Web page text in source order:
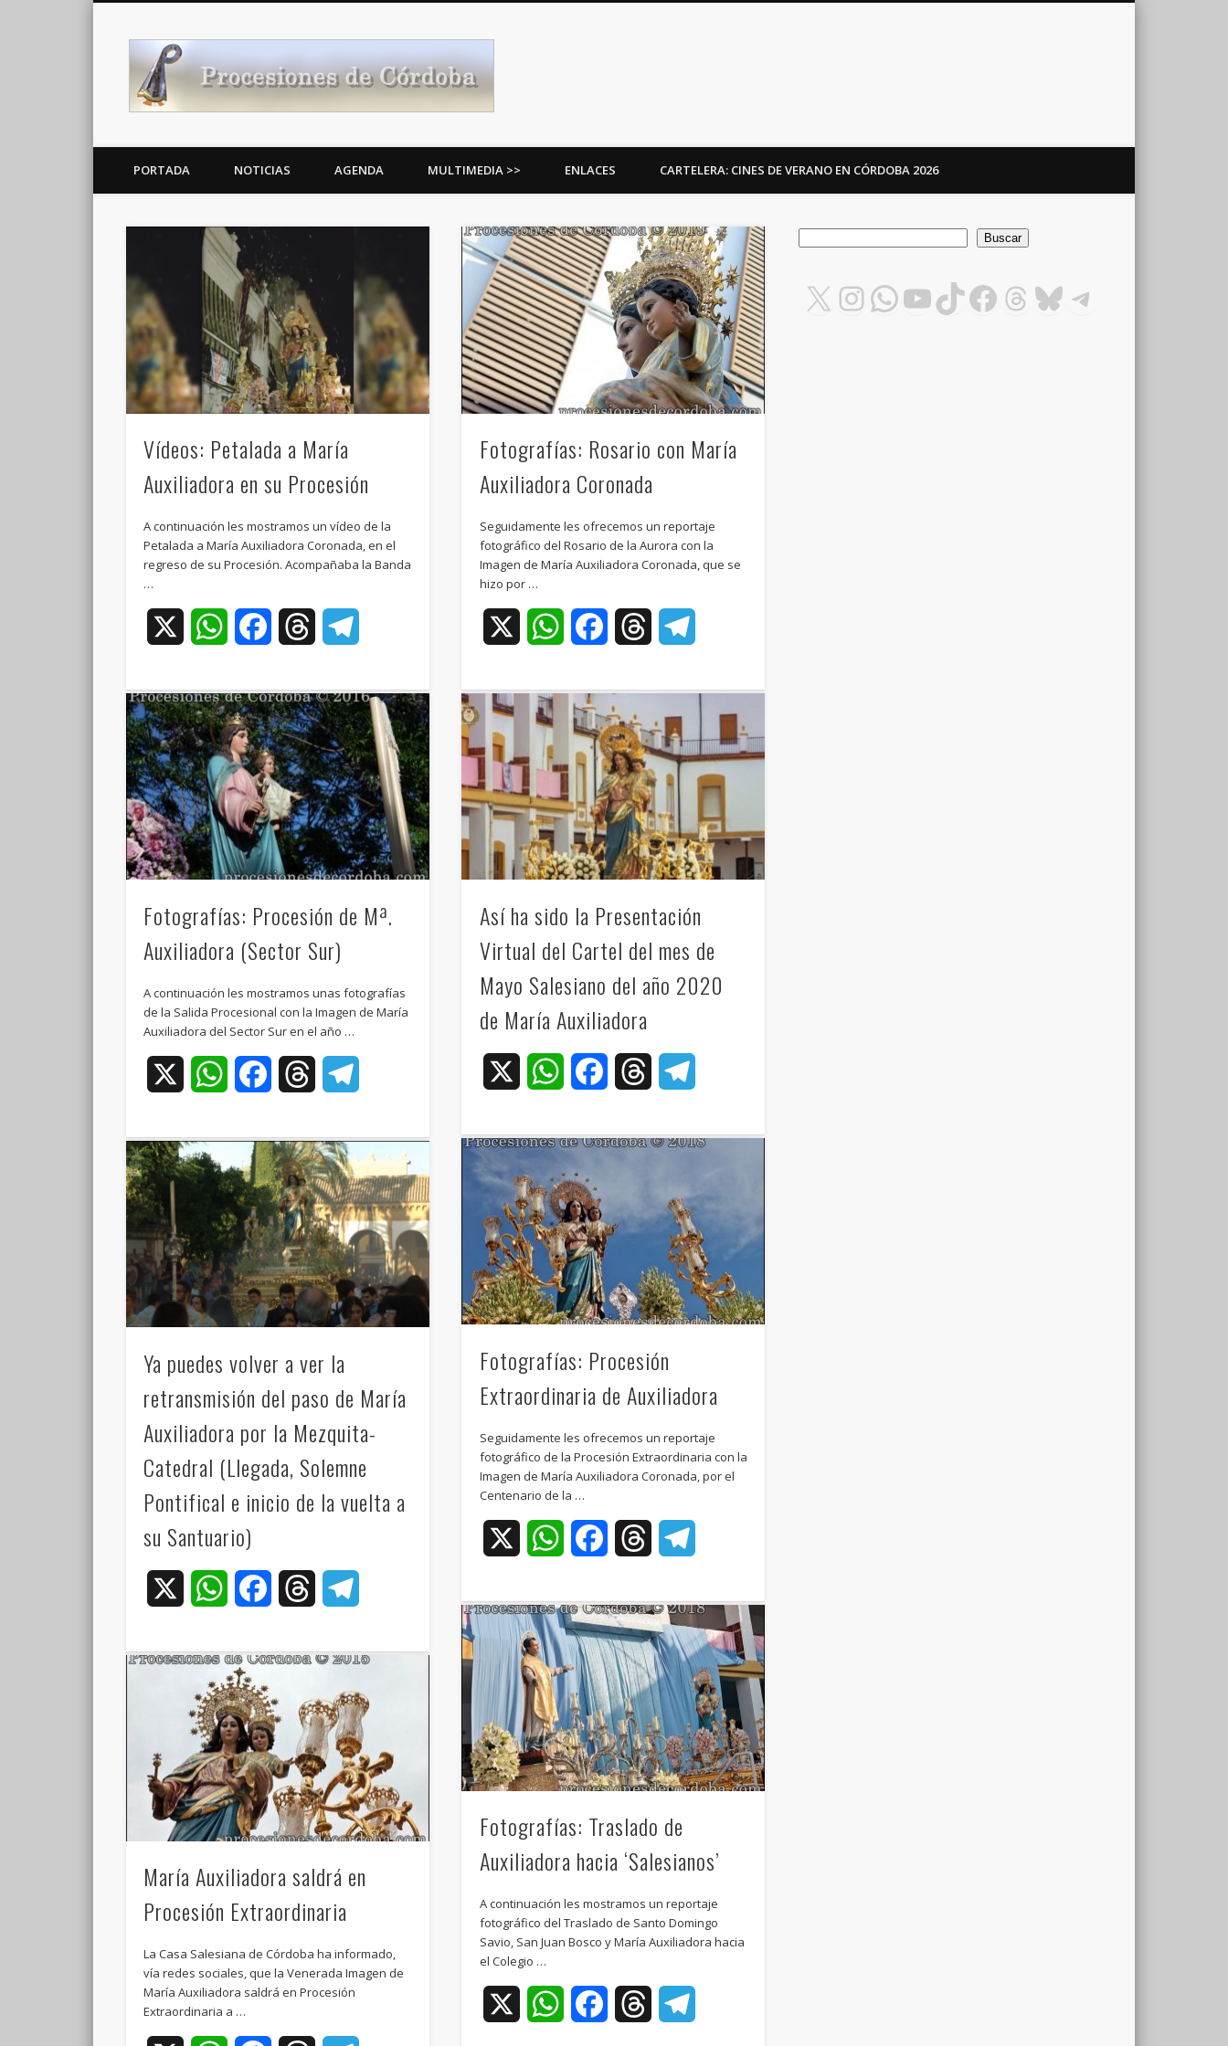
Noticias Cofrades
PORTADA NOTICIAS AGENDA MULTIMEDIA >> ENLACES CARTELERA: CINES DE VERANO EN CÓRDOBA 2026
Vídeos: Petalada a María
Auxiliadora en su Procesión
A continuación les mostramos un vídeo de la
Petalada a María Auxiliadora Coronada, en el
regreso de su Procesión. Acompañaba la Banda
…
WhatsAppFacebookThreads
Fotografías: Rosario con María
Auxiliadora Coronada
Seguidamente les ofrecemos un reportaje
fotográfico del Rosario de la Aurora con la
Imagen de María Auxiliadora Coronada, que se
hizo por …
WhatsAppFacebookThreads
Fotografías: Procesión de Mª.
Auxiliadora (Sector Sur)
A continuación les mostramos unas fotografías
de la Salida Procesional con la Imagen de María
Auxiliadora del Sector Sur en el año …
WhatsAppFacebookThreads
Así ha sido la Presentación
Virtual del Cartel del mes de
Mayo Salesiano del año 2020
de María Auxiliadora
WhatsAppFacebookThreads
Fotografías: Procesión
Extraordinaria de Auxiliadora
Seguidamente les ofrecemos un reportaje
fotográfico de la Procesión Extraordinaria con la
Imagen de María Auxiliadora Coronada, por el
Centenario de la …
WhatsAppFacebookThreads
Ya puedes volver a ver la
retransmisión del paso de María
Auxiliadora por la Mezquita-
Catedral (Llegada, Solemne
Pontifical e inicio de la vuelta a
su Santuario)
WhatsAppFacebookThreads
Fotografías: Traslado de
Auxiliadora hacia ‘Salesianos’
A continuación les mostramos un reportaje
fotográfico del Traslado de Santo Domingo
Savio, San Juan Bosco y María Auxiliadora hacia
el Colegio …
WhatsAppFacebookThreads
María Auxiliadora saldrá en
Procesión Extraordinaria
La Casa Salesiana de Córdoba ha informado,
vía redes sociales, que la Venerada Imagen de
María Auxiliadora saldrá en Procesión
Extraordinaria a …
Buscar
X Instagram
WhatsApp
YouTube
TikTok
Facebook
Threads
Bluesky
Telegram